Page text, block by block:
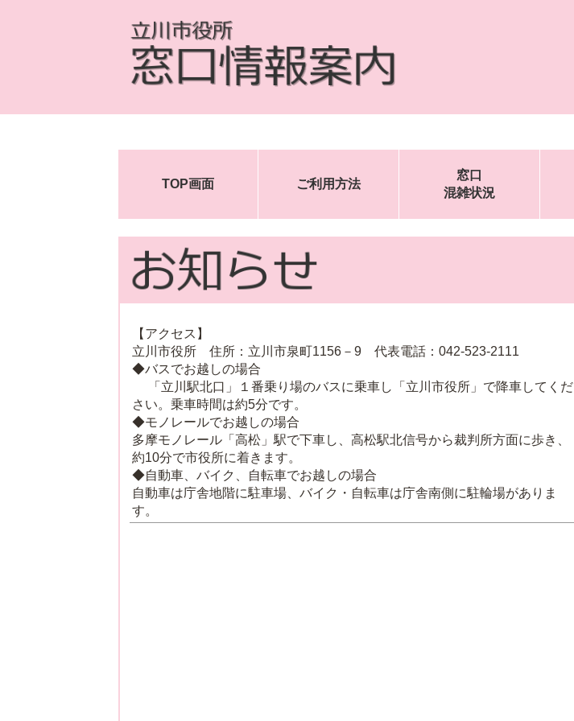
TOP画面 ご利用方法
窓口
混雑状況
【アクセス】
立川市役所 住所：立川市泉町1156－9 代表電話：042-523-2111
◆バスでお越しの場合
「立川駅北口」１番乗り場のバスに乗車し「立川市役所」で降車してくだ
さい。乗車時間は約5分です。
◆モノレールでお越しの場合
多摩モノレール「高松」駅で下車し、高松駅北信号から裁判所方面に歩き、
約10分で市役所に着きます。
◆自動車、バイク、自転車でお越しの場合
自動車は庁舎地階に駐車場、バイク・自転車は庁舎南側に駐輪場がありま
す。